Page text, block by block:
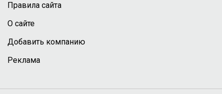
Правила сайта
О сайте
Добавить компанию
Реклама